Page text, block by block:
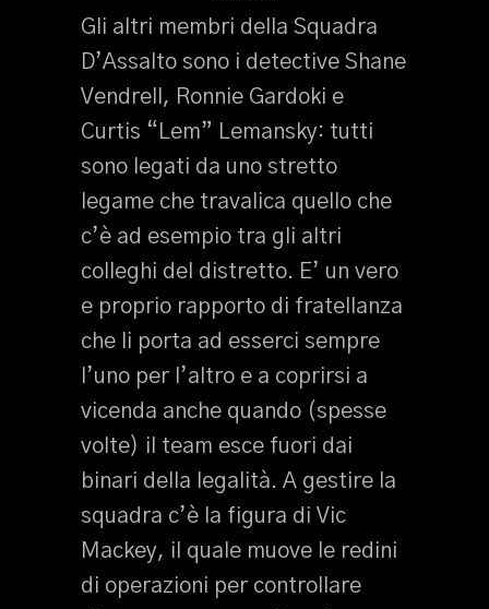
Gli altri membri della Squadra
D’Assalto sono i detective Shane
Vendrell, Ronnie Gardoki e
Curtis “Lem” Lemansky: tutti
sono legati da uno stretto
legame che travalica quello che
c’è ad esempio tra gli altri
colleghi del distretto. E’ un vero
e proprio rapporto di fratellanza
che li porta ad esserci sempre
l’uno per l’altro e a coprirsi a
vicenda anche quando (spesse
volte) il team esce fuori dai
binari della legalità. A gestire la
squadra c’è la figura di Vic
Mackey, il quale muove le redini
di operazioni per controllare